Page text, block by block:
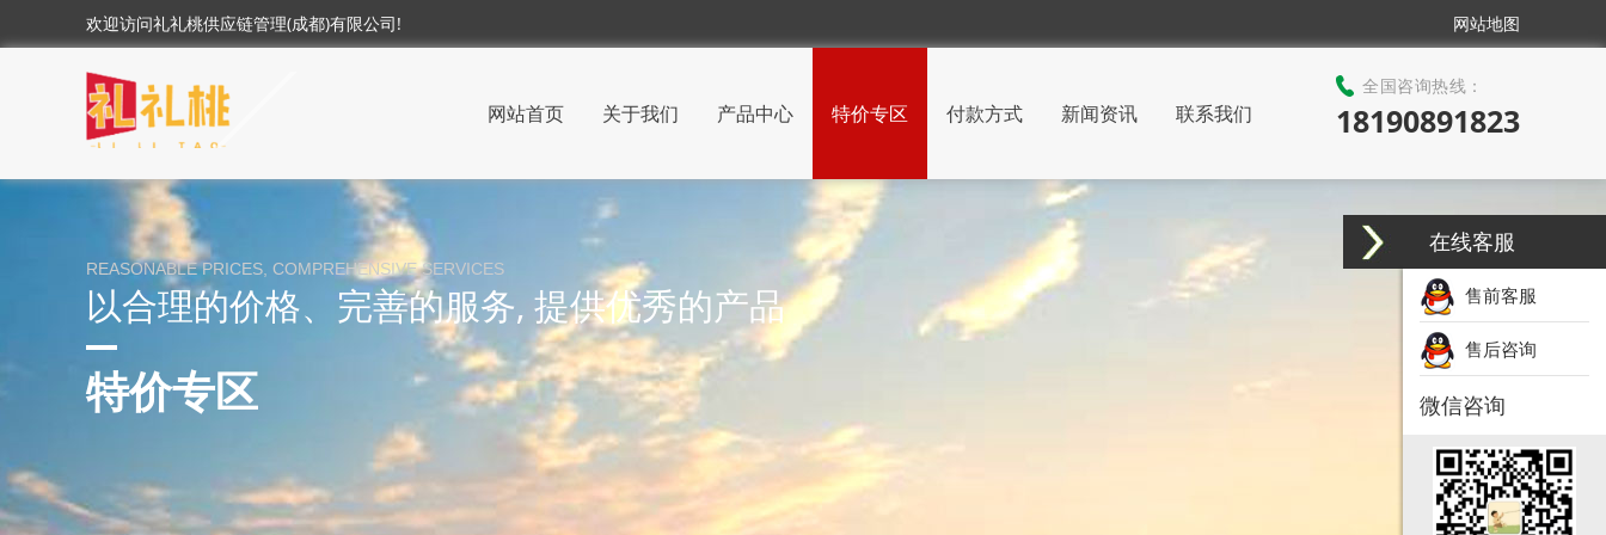
欢迎访问礼礼桃供应链管理(成都)有限公司! 网站地图
网站首页 关于我们 产品中心 特价专区 付款方式 新闻资讯 联系我们
全国咨询热线：
18190891823
REASONABLE PRICES, COMPREHENSIVE SERVICES
以合理的价格、完善的服务, 提供优秀的产品
特价专区
在线客服
售前客服
售后咨询
微信咨询